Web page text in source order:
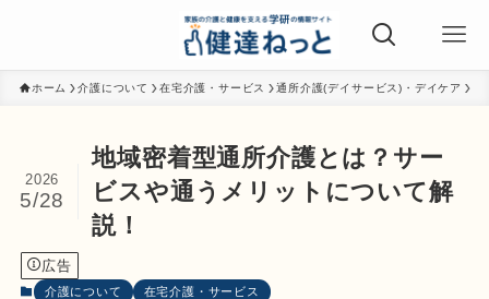
ホーム 介護について 在宅介護・サービス 通所介護(デイサービス)・デイケア
地域密着型通所介護とは？サー
ビスや通うメリットについて解
説！
2026
5/28
広告
介護について
在宅介護・サービス